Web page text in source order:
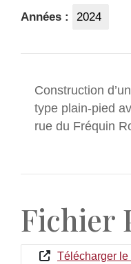
Années : 2024
Construction
type plain-pied
rue du Fréquin
Fichier
Télécharger